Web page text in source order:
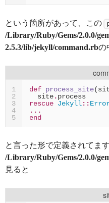
という箇所があって、この
/Library/Ruby/Gems/2.0.0/
2.5.3/lib/jekyll/command.rbの
1
2
3
4
5
def process_site(
site.process
rescue Jekyll::
...
end
と言った形で定義されてま
/Library/Ruby/Gems/2.0.0/
見ると